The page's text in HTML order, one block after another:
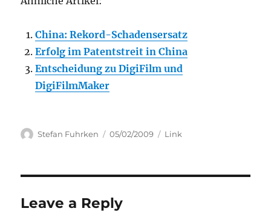
China: Rekord-Schadensersatz
Erfolg im Patentstreit in China
Entscheidung zu DigiFilm und
DigiFilmMaker
Author
Stefan Fuhrken
Posted
05/02/2009 Categories
Link
Leave a Reply